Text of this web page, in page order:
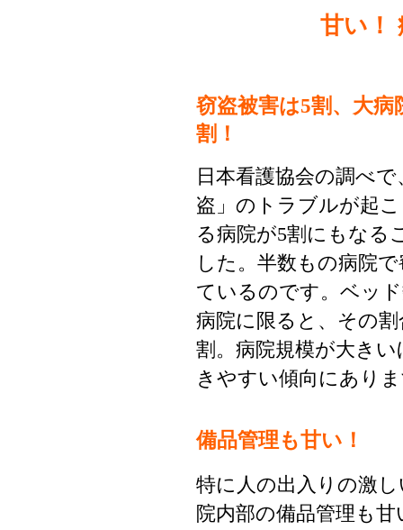
甘い！
窃盗被害は5割、大
割！
日本看護協会の調べ
盗」のトラブルが起
る病院が5割にもなる
した。半数もの病院
ているのです。ベッ
病院に限ると、その
割。病院規模が大き
きやすい傾向にあり
備品管理も甘い！
特に人の出入りの激
院内部の備品管理も